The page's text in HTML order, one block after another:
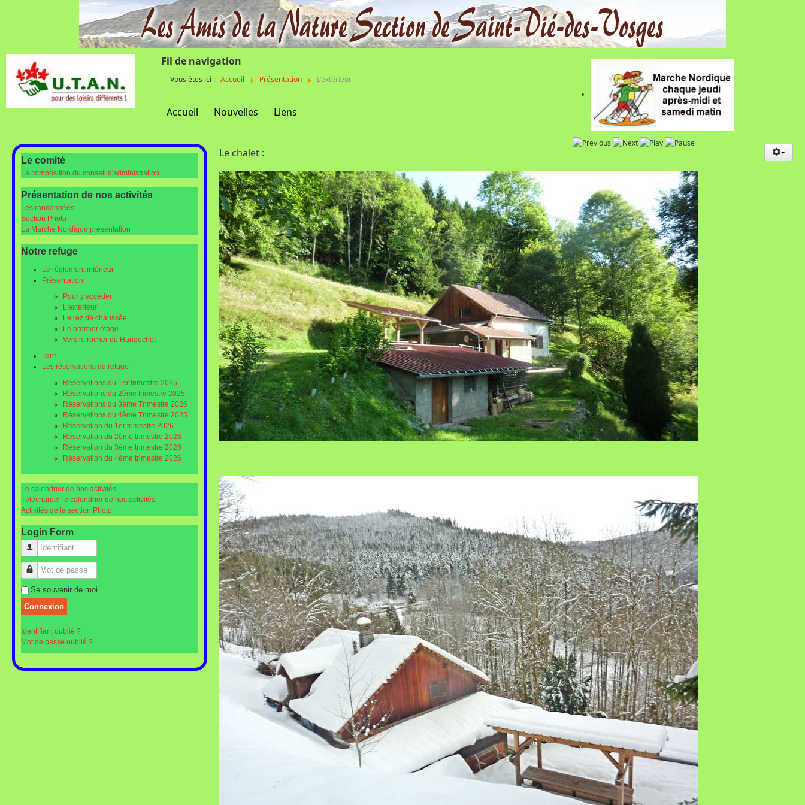
Fil de navigation
Vous êtes ici : Accueil Présentation L'extérieur
Accueil Nouvelles Liens
Le comité
La composition du conseil d'administration
Présentation de nos activités
Les randonnées
Section Photo
La Marche Nordique présentation
Notre refuge
Le réglement intérieur
Présentation
Pour y accéder
L'extérieur
Le rez de chaussée
Le premier étage
Vers le rocher du Hangochet
Tarif
Les réservations du refuge
Réservations du 1er trimestre 2025
Réservations du 2ème trimestre 2025
Réservations du 3ème Trimestre 2025
Réservations du 4ème Trimestre 2025
Réservation du 1er trimestre 2026
Réservation du 2ème trimestre 2026
Réservation du 3ème trimestre 2026
Réservation du 4ème trimestre 2026
Le calendrier de nos activités
Télécharger le calendrier de nos activités
Activités de la section Photo
Login Form
Identifiant
Mot de passe
Se souvenir de moi
Connexion
Identifiant oublié ?
Mot de passe oublié ?
Le chalet :